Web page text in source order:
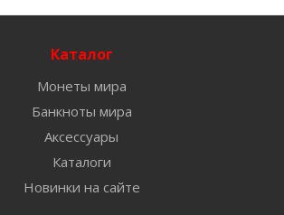
Каталог
Монеты мира
Банкноты мира
Аксессуары
Каталоги
Новинки на сайте